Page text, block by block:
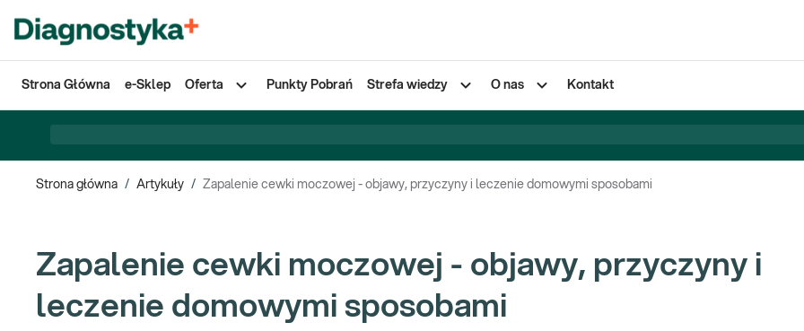
Strona Główna e-Sklep Oferta Punkty Pobrań Strefa wiedzy O nas Kontakt
Strona główna / Artykuły / Zapalenie cewki moczowej - objawy, przyczyny i leczenie domowymi sposobami
Zapalenie cewki moczowej - objawy, przyczyny i
leczenie domowymi sposobami